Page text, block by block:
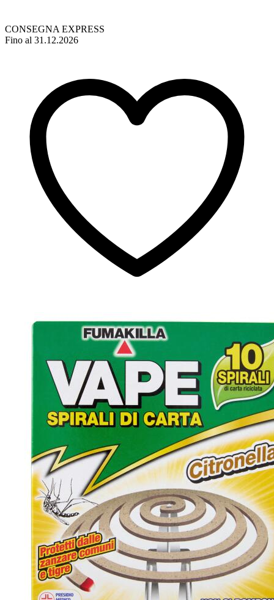
CONSEGNA EXPRESS
Fino al 31.12.2026